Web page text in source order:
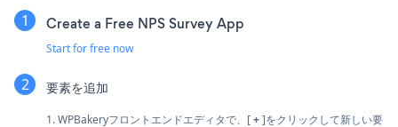
Create a Free NPS Survey App
Start for free now
要素を追加
1. WPBakeryフロントエンドエディタで、[+]をクリックして新しい要